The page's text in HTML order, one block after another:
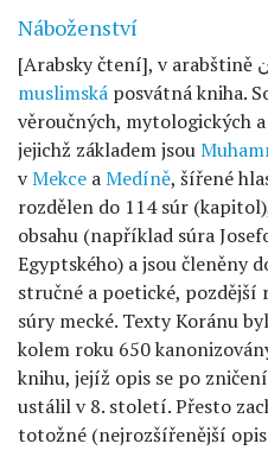
Náboženství
muslimská posvátná kniha.
věroučných, mytologických
jejichž základem jsou
vMekce aMedíně, šířené
rozdělen do 114 súr
obsahu (například súra
Egyptského) a jsou členěny
stručné a poetické,
súry mecké. Texty Koránu
kolem roku 650
knihu, jejíž opis se po
ustálil v 8. století. Přesto
totožné (nejrozšířenější opis